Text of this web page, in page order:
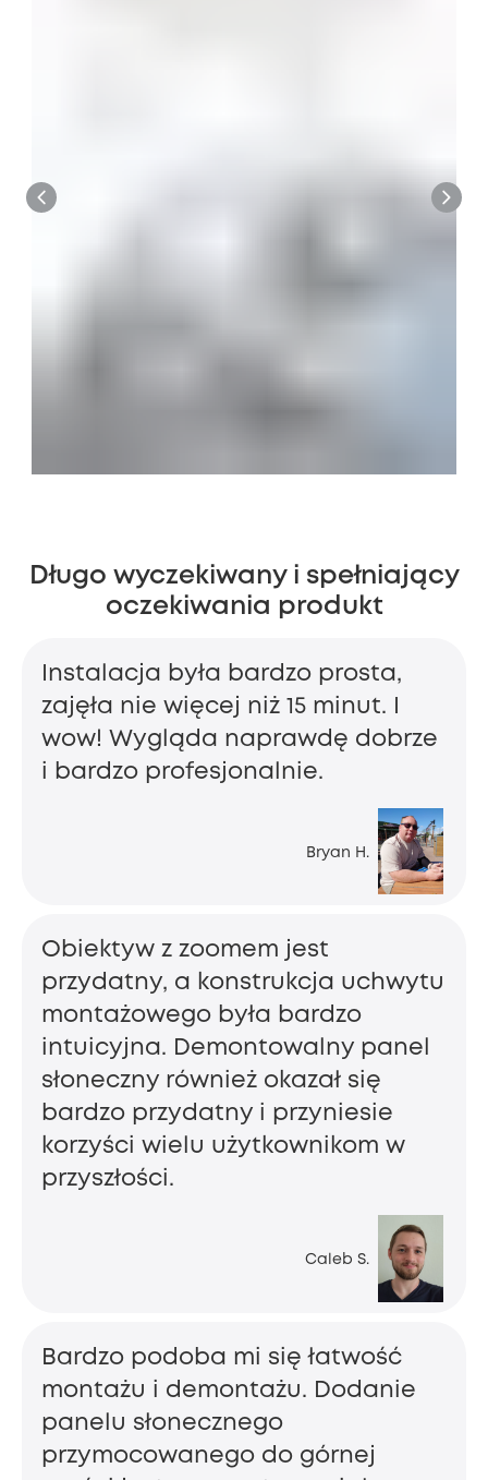
Długo wyczekiwany i spełniający
oczekiwania produkt
Bryan H.
Instalacja była bardzo prosta,
zajęła nie więcej niż 15 minut. I
wow! Wygląda naprawdę dobrze
i bardzo profesjonalnie.
Caleb S.
Obiektyw z zoomem jest
przydatny, a konstrukcja uchwytu
montażowego była bardzo
intuicyjna. Demontowalny panel
słoneczny również okazał się
bardzo przydatny i przyniesie
korzyści wielu użytkownikom w
przyszłości.
Bardzo podoba mi się łatwość
montażu i demontażu. Dodanie
panelu słonecznego
przymocowanego do górnej